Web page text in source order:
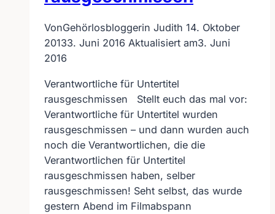
VonGehörlosbloggerin Judith 14. Oktober
20133. Juni 2016 Aktualisiert am3. Juni
2016
Verantwortliche für Untertitel
rausgeschmissen Stellt euch das mal vor:
Verantwortliche für Untertitel wurden
rausgeschmissen – und dann wurden auch
noch die Verantwortlichen, die die
Verantwortlichen für Untertitel
rausgeschmissen haben, selber
rausgeschmissen! Seht selbst, das wurde
gestern Abend im Filmabspann